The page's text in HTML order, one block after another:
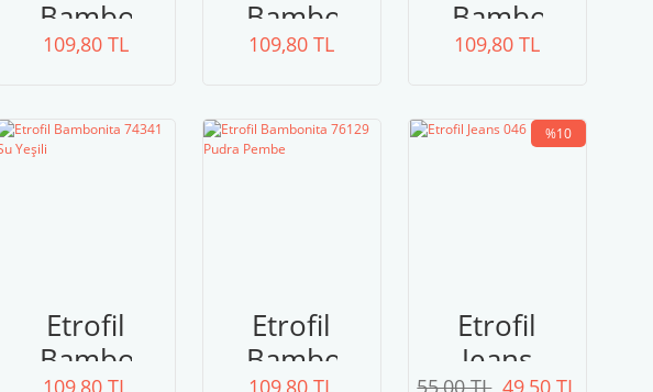
Bambonita
75337
Mavi
109,80 TL
Bambonita
79198
Gri
109,80 TL
Bambonita
79197
Laciverti
109,80 TL
Etrofil
Bambonita
109,80 TL
Etrofil
Bambonita
109,80 TL
%10
Etrofil
Jeans
49,50 TL
55,00 TL